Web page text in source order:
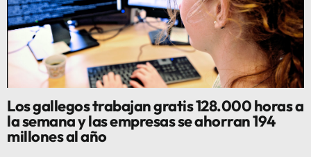
Los gallegos trabajan gratis 128.000 horas a
la semana y las empresas se ahorran 194
millones al año